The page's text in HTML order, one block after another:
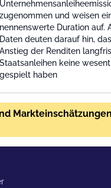
zugenommen und weisen
nennenswerte Duration auf.
Daten deuten darauf hin,
Anstieg der Renditen
Staatsanleihen keine
gespielt haben